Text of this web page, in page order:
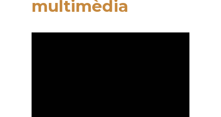
multimèdia